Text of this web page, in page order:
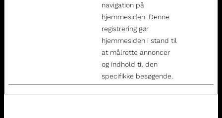
navigation på
hjemmesiden. Denne
registrering gør
hjemmesiden i stand til
at målrette annoncer
og indhold til den
specifikke besøgende.